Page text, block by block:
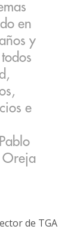
en
y
e
Oreja
de TGA